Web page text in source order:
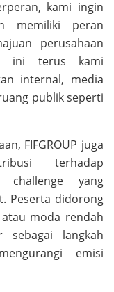
kami ingin
memiliki peran
perusahaan
ini terus kami
internal, media
publik seperti
FIFGROUP juga
terhadap
challenge yang
Peserta didorong
moda rendah
langkah
emisi